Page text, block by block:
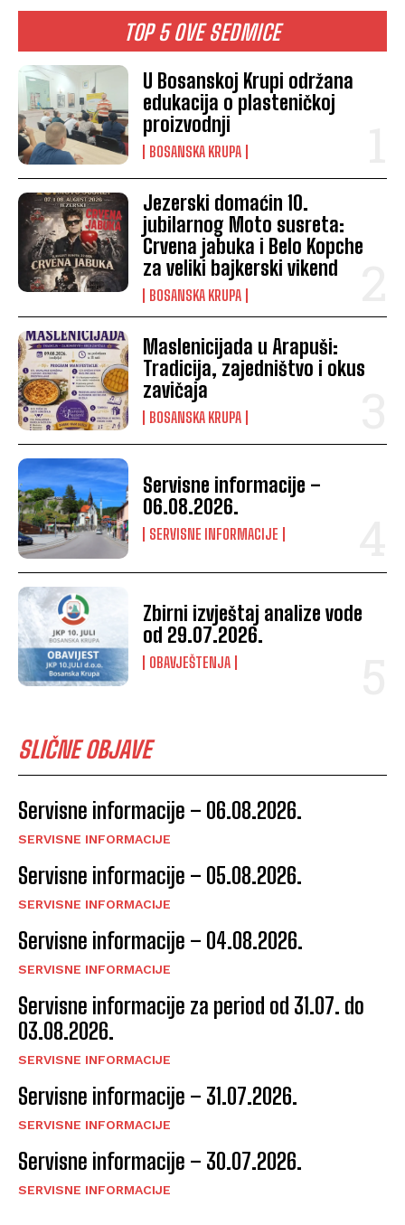
TOP 5 OVE SEDMICE
U Bosanskoj Krupi održana
edukacija o plasteničkoj
proizvodnji
BOSANSKA KRUPA
Jezerski domaćin 10.
jubilarnog Moto susreta:
Crvena jabuka i Belo Kopche
za veliki bajkerski vikend
BOSANSKA KRUPA
Maslenicijada u Arapuši:
Tradicija, zajedništvo i okus
zavičaja
BOSANSKA KRUPA
Servisne informacije –
06.08.2026.
SERVISNE INFORMACIJE
Zbirni izvještaj analize vode
od 29.07.2026.
OBAVJEŠTENJA
SLIČNE OBJAVE
Servisne informacije – 06.08.2026.
SERVISNE INFORMACIJE
Servisne informacije – 05.08.2026.
SERVISNE INFORMACIJE
Servisne informacije – 04.08.2026.
SERVISNE INFORMACIJE
Servisne informacije za period od 31.07. do
03.08.2026.
SERVISNE INFORMACIJE
Servisne informacije – 31.07.2026.
SERVISNE INFORMACIJE
Servisne informacije – 30.07.2026.
SERVISNE INFORMACIJE